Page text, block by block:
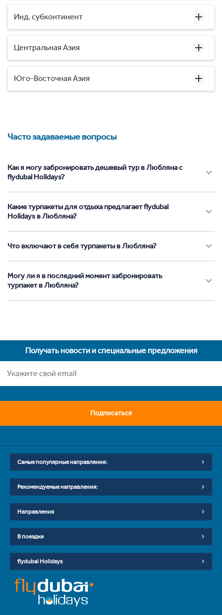
Инд. субконтинент
Центральная Азия
Юго-Восточная Азия
Часто задаваемые вопросы
Как я могу забронировать дешевый тур в Любляна с
flydubai Holidays?
Какие турпакеты для отдыха предлагает flydubai
Holidays в Любляна?
Что включают в себя турпакеты в Любляна?
Могу ли я в последний момент забронировать
турпакет в Любляна?
Получать новости и специальные предложения
Подписаться
Самые популярные направления:
Рекомендуемые направления:
Направления
В поездке
flydubai Holidays